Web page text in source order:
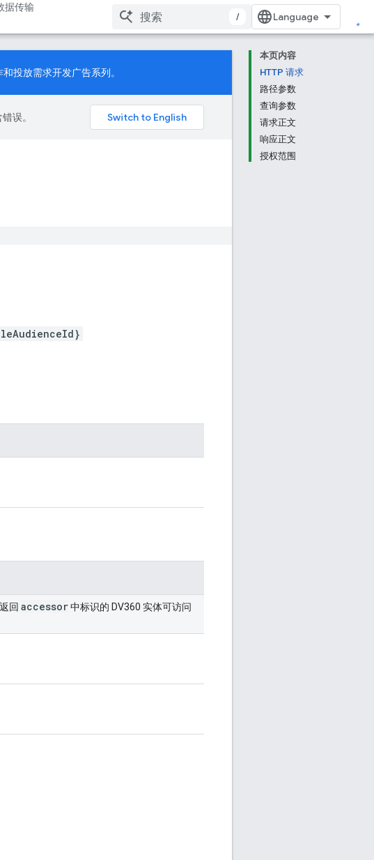
据传输
/
本页内容
HTTP 请求
路径参数
查询参数
请求正文
响应正文
授权范围
和投放需求开发广告系列。
误。
回 accessor中标识的 DV360 实体可访问